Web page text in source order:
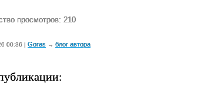
просмотров: 210
00:36 | Goras → блог автора